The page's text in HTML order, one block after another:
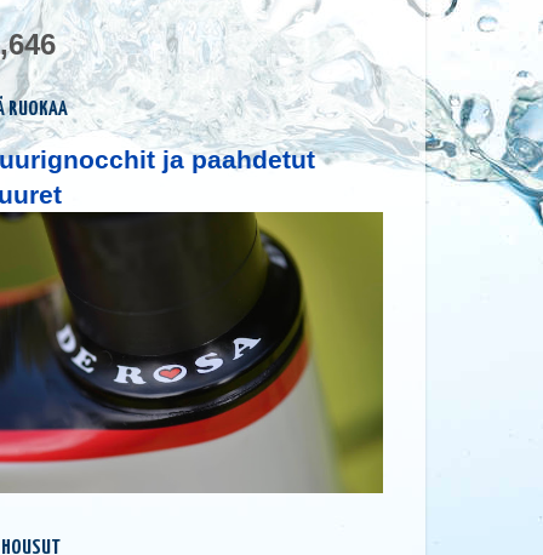
RUOKAA
ja paahdetut